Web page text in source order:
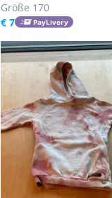
Größe 170
€ 7
PayLivery